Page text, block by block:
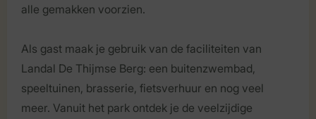
alle gemakken voorzien.
Als gast maak je gebruik van de faciliteiten van
Landal De Thijmse Berg: een buitenzwembad,
speeltuinen, brasserie, fietsverhuur en nog veel
meer. Vanuit het park ontdek je de veelzijdige